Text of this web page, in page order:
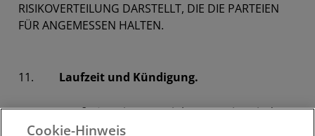
RISIKOVERTEILUNG DARSTELLT, DIE DIE PARTEIEN
FÜR ANGEMESSEN HALTEN.
11. Laufzeit und Kündigung.
11.1Laufzeit.Diese Vereinbarung tritt mit dem
Datum des Inkrafttretens in Kraft und bleibt in Kraft,
Cookie-Hinweis